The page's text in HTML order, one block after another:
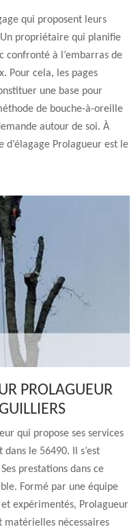
qui proposent leurs
propriétaire qui planifie
confronté à l’embarras de
Pour cela, les pages
une base pour
de bouche-à-oreille
autour de soi. À
d’élagage Prolagueur est le
PROLAGUEUR
qui propose ses services
le 56490. Il s’est
prestations dans ce
Formé par une équipe
expérimentés, Prolagueur
matérielles nécessaires